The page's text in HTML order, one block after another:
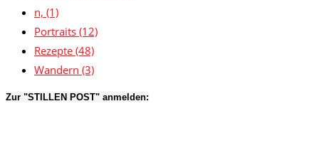
n, (1)
Portraits (12)
Rezepte (48)
Wandern (3)
Zur "STILLEN POST" anmelden: